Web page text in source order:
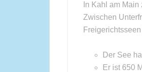
In Kahl am
Zwischen
Der See
Er ist 650